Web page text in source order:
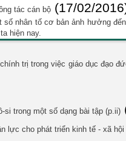
tác cán bộ (17/02/
nhân tố cơ bản ảnh hưởng
hiện nay.
trị trong việc giáo dục đạo
si trong một số dạng bài tập (p.ii)
lực cho phát triển kinh tế - xã